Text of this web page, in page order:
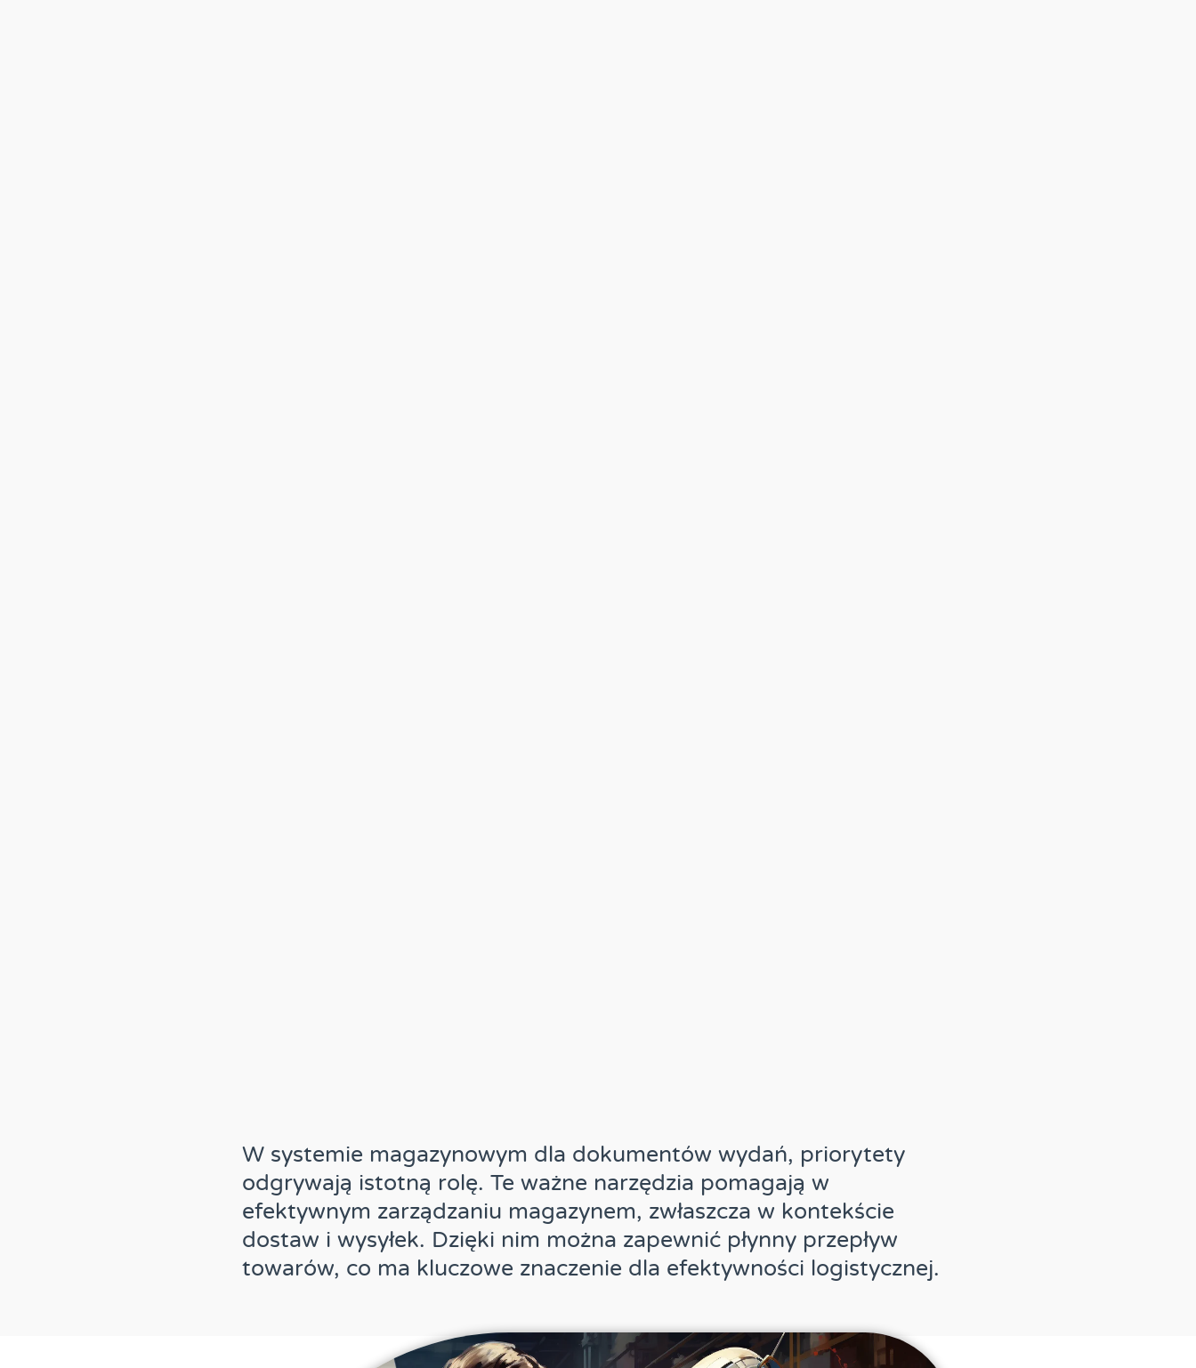
W systemie magazynowym dla dokumentów wydań, priorytety
odgrywają istotną rolę. Te ważne narzędzia pomagają w
efektywnym zarządzaniu magazynem, zwłaszcza w kontekście
dostaw i wysyłek. Dzięki nim można zapewnić płynny przepływ
towarów, co ma kluczowe znaczenie dla efektywności logistycznej.